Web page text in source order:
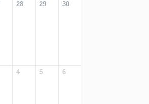
28 29 30
4 5 6